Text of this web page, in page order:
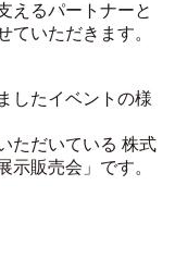
えるパートナーと
ていただきます。
したイベントの様
ただいている 株式
示販売会」です。